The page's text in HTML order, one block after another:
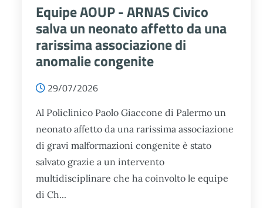
Equipe AOUP - ARNAS Civico
salva un neonato affetto da una
rarissima associazione di
anomalie congenite
29/07/2026
Al Policlinico Paolo Giaccone di Palermo un
neonato affetto da una rarissima associazione
di gravi malformazioni congenite è stato
salvato grazie a un intervento
multidisciplinare che ha coinvolto le equipe
di Ch...